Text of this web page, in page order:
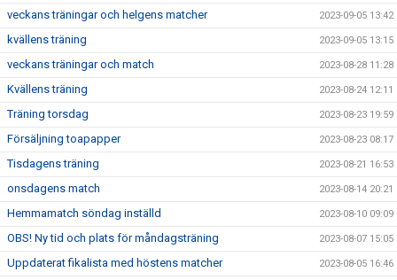
veckans träningar och helgens matcher 2023-09-05 13:42
kvällens träning 2023-09-05 13:15
veckans träningar och match 2023-08-28 11:28
Kvällens träning 2023-08-24 12:11
Träning torsdag 2023-08-23 19:59
Försäljning toapapper 2023-08-23 08:17
Tisdagens träning 2023-08-21 16:53
onsdagens match 2023-08-14 20:21
Hemmamatch söndag inställd 2023-08-10 09:09
OBS! Ny tid och plats för måndagsträning 2023-08-07 15:05
Uppdaterat fikalista med höstens matcher 2023-08-05 16:46